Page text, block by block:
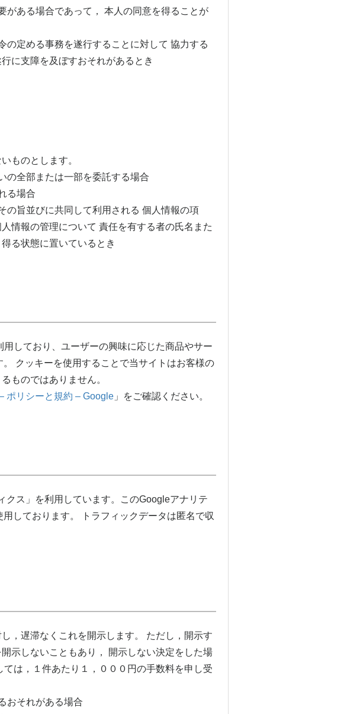
がある場合であって， 本人の同意を得ることが
の定める事務を遂行することに対して 協力する
に支障を及ぼすおそれがあるとき
ものとします。
の全部または一部を委託する場合
る場合
の旨並びに共同して利用される 個人情報の項
情報の管理について 責任を有する者の氏名また
る状態に置いているとき
しており、ユーザーの興味に応じた商品やサー
クッキーを使用することで当サイトはお客様の
ものではありません。
ポリシーと規約 – Google 」をご確認ください。
ス」を利用しています。このGoogleアナリテ
しております。 トラフィックデータは匿名で収
，遅滞なくこれを開示します。 ただし，開示す
示しないこともあり， 開示しない決定をした場
は，１件あたり１，０００円の手数料を申し受
おそれがある場合